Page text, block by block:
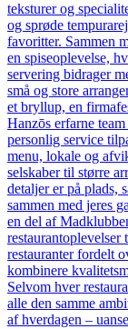
teksturer og
og sprøde
favoritter. Sammen
en spiseoplevelse,
servering bidrager
små og store
et bryllup, en
Hanzōs erfarne
personlig service
menu, lokale og
selskaber til større
detaljer er på plads,
sammen med jeres
en del af
restauranter fordelt
kombinere
Selvom hver
alle den samme
af hverdagen –